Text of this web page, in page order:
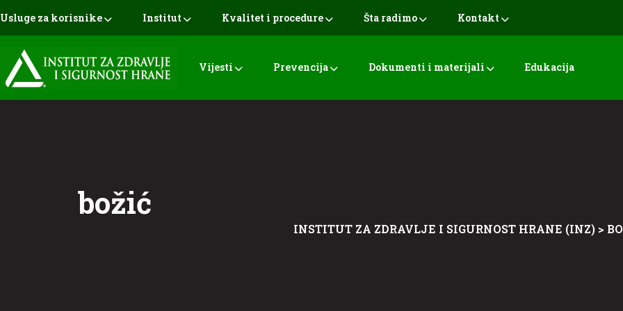
Usluge za korisnike Institut Kvalitet i procedure Šta radimo Kontakt
Vijesti Prevencija Dokumenti i materijali Edukacija
božić
INSTITUT ZA ZDRAVLJE I SIGURNOST HRANE (INZ) >